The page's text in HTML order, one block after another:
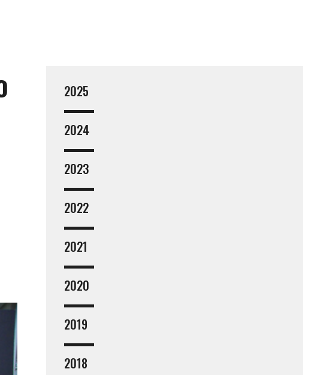
2025
2024
2023
2022
2021
2020
2019
2018